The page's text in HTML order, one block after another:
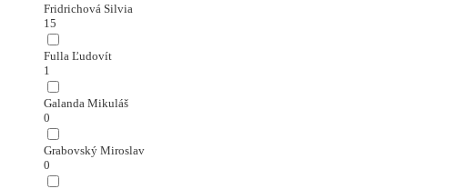
Fridrichová Silvia
15
Fulla Ľudovít
1
Galanda Mikuláš
0
Grabovský Miroslav
0